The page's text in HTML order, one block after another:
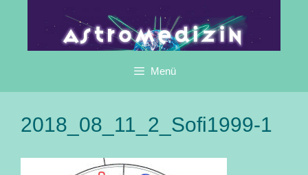
Menü
2018_08_11_2_Sofi1999-1